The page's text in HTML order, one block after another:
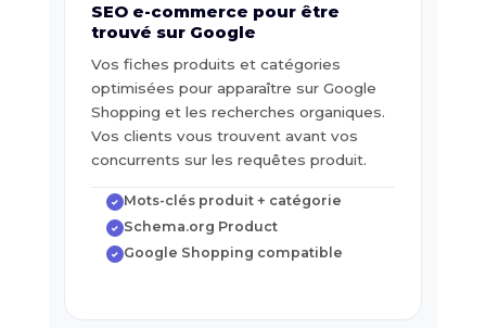
SEO e-commerce pour être
trouvé sur Google
Vos fiches produits et catégories
optimisées pour apparaître sur Google
Shopping et les recherches organiques.
Vos clients vous trouvent avant vos
concurrents sur les requêtes produit.
✓ Mots-clés produit + catégorie
✓ Schema.org Product
✓ Google Shopping compatible